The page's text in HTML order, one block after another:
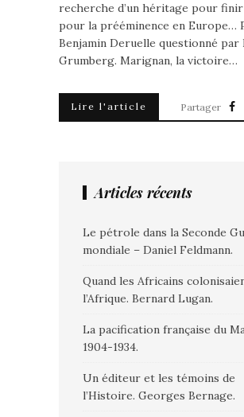
recherche d’un héritage pour
pour la prééminence en Europe…
Benjamin Deruelle questionné par
Grumberg. Marignan, la victoire…
Lire l'article Partager
Articles récents
Le pétrole dans la Seconde
mondiale – Daniel Feldmann.
Quand les Africains
l’Afrique. Bernard Lugan.
La pacification française du
1904-1934.
Un éditeur et les témoins de
l’Histoire. Georges Bernage.